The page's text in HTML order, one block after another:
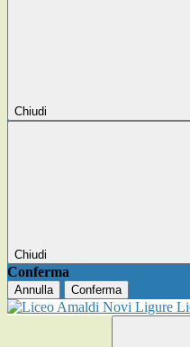
Chiudi
Chiudi
Conferma
Annulla Conferma